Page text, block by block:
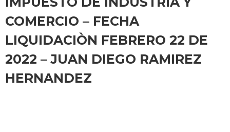
COMERCIO – FECHA
LIQUIDACIÒN FEBRERO 22 DE
2022 – JUAN DIEGO RAMIREZ
HERNANDEZ